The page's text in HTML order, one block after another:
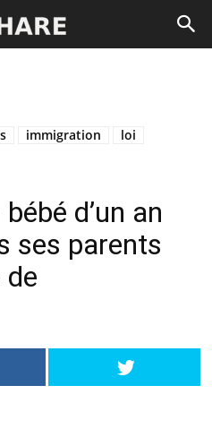
immigration
loi
d’un an
ses parents